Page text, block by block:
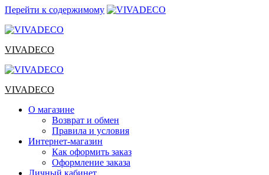
Перейти к содержимому
VIVADECO
VIVADECO
О магазине
Возврат и обмен
Правила и условия
Интернет-магазин
Как оформить заказ
Оформление заказа
Личный кабинет